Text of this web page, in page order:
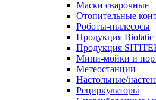
Маски сварочные
Отопительные
Роботы-пылесосы
Продукция Biolatic
Продукция
Мини-мойки и
Метеостанции
Настольные/
Рециркуляторы